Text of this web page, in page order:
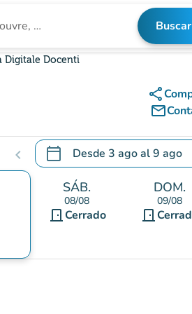
Buscar
Digitale Docenti
share
mail_outline
chevron_left calendar_today Desde 3 agoal9 ago
.Abra el calendario para
SÁB.
08/08
door_front Cerrado
DOM.
09/08
door_front